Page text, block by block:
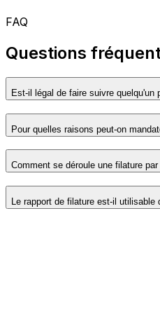
FAQ
Questions
Est-il légal de faire suivre quelqu'un
Pour quelles raisons peut-on
Comment se déroule une filature
Le rapport de filature est-il